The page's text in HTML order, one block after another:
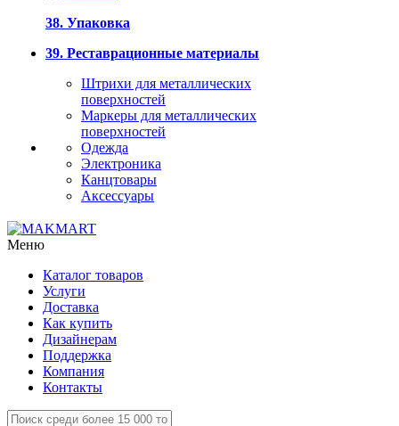
38. Упаковка
39. Реставрационные материалы
Штрихи для металлических
поверхностей
Маркеры для металлических
поверхностей
Одежда
Электроника
Канцтовары
Аксессуары
Меню
Каталог товаров
Услуги
Доставка
Как купить
Дизайнерам
Поддержка
Компания
Контакты